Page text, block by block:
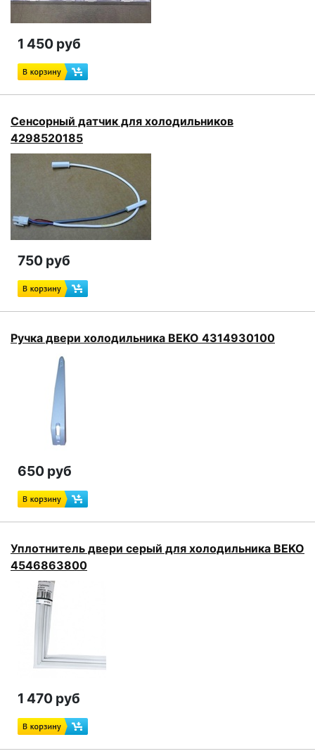
1 450 руб
Сенсорный датчик для холодильников
4298520185
750 руб
Ручка двери холодильника BEKO 4314930100
650 руб
Уплотнитель двери серый для холодильника BEKO
4546863800
1 470 руб